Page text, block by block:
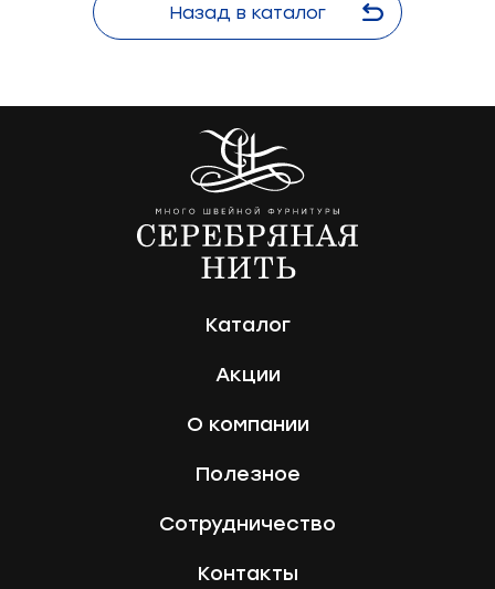
Назад в каталог
Каталог
Акции
О компании
Полезное
Сотрудничество
Контакты